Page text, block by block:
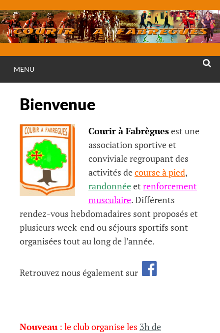
au
contenu
MENU
Bienvenue
Courir à Fabrèguesest une
association sportive et
conviviale regroupant des
activités decourse à pied,
randonnéeet renforcement
musculaire. Différents
rendez-vous hebdomadaires sont proposés et
plusieurs week-end ou séjours sportifs sont
organisées tout au long de l’année.
Retrouvez nous également sur
Nouveau : le club organise les 3h de